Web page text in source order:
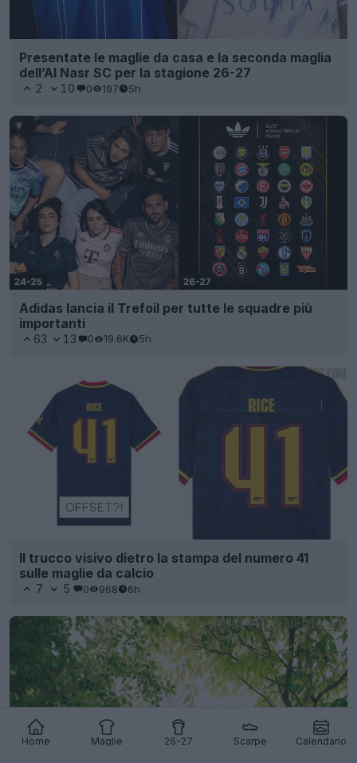
Home Maglie 26-27 Scarpe Calendario
Presentate le maglie da casa e la seconda maglia
dell’Al Nasr SC per la stagione 26-27
2 10 0 197 5h
Adidas lancia il Trefoil per tutte le squadre più
importanti
63 13 0 19.6K 5h
Il trucco visivo dietro la stampa del numero 41
sulle maglie da calcio
7 5 0 968 6h